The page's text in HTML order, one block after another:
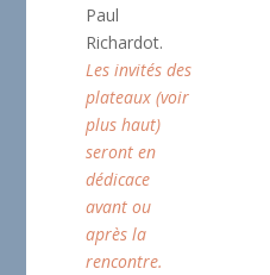
Paul
Richardot.
Les invités des
plateaux (voir
plus haut)
seront en
dédicace
avant ou
après la
rencontre.